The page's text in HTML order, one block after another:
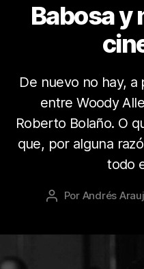
Babosa y
De nuevo no hay,
entre Woody
Roberto Bolaño. O
que, por alguna
todo
Autor
Por Andrés